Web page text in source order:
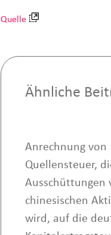
Quelle
Ähnliche
Anrechnung von
Quellensteuer,
Ausschüttungen
chinesischen
wird, auf die